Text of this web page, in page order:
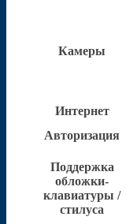
Камеры
Интернет
Авторизация
Поддержка
обложки-
клавиатуры /
стилуса